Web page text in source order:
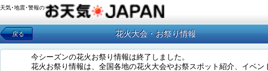
天気･地震･警報の
戻る 花火大会・お祭り情報
今シーズンの花火お祭り情報は終了しました。
花火お祭り情報は、全国各地の花火大会やお祭スポット紹介、イベン